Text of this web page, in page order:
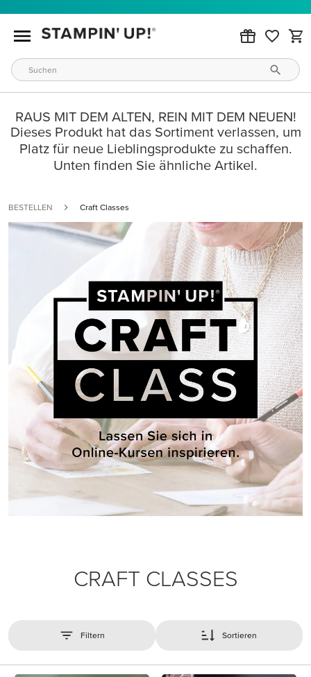
RAUS MIT DEM ALTEN, REIN MIT DEM NEUEN!
Dieses Produkt hat das Sortiment verlassen, um
Platz für neue Lieblingsprodukte zu schaffen.
Unten finden Sie ähnliche Artikel.
BESTELLEN Craft Classes
CRAFT CLASSES
Filtern Sortieren